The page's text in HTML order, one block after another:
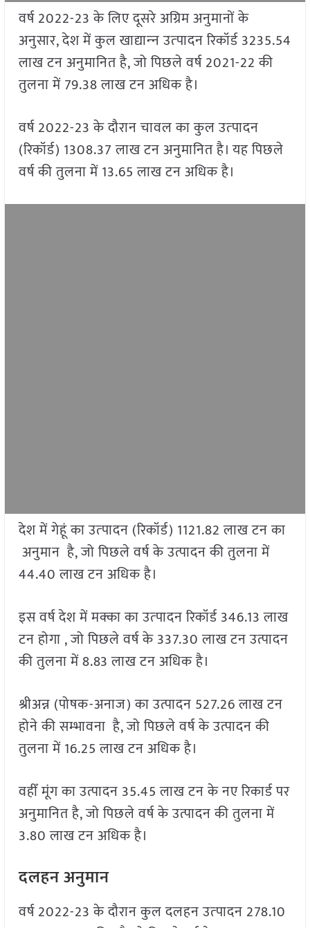
वर्ष 2022-23 के लिए दूसरे अग्रिम अनुमानों के
अनुसार, देश में कुल खाद्यान्‍न उत्‍पादन रिकॉर्ड 3235.54
लाख टन अनुमानित है, जो पिछले वर्ष 2021-22 की
तुलना में 79.38 लाख टन अधिक है।
वर्ष 2022-23 के दौरान चावल का कुल उत्‍पादन
(रिकॉर्ड) 1308.37 लाख टन अनुमानित है। यह पिछले
वर्ष की तुलना में 13.65 लाख टन अधिक है।
देश में गेहूं का उत्‍पादन (रिकॉर्ड) 1121.82 लाख टन का
अनुमान है, जो पिछले वर्ष के उत्पादन की तुलना में
44.40 लाख टन अधिक है।
इस वर्ष देश में मक्का का उत्‍पादन रिकॉर्ड 346.13 लाख
टन होगा , जो पिछले वर्ष के 337.30 लाख टन उत्पादन
की तुलना में 8.83 लाख टन अधिक है।
श्रीअन्न (पोषक-अनाज) का उत्पादन 527.26 लाख टन
होने की सम्भावना है, जो पिछले वर्ष के उत्पादन की
तुलना में 16.25 लाख टन अधिक है।
वहीँ मूंग का उत्पादन 35.45 लाख टन के नए रिकार्ड पर
अनुमानित है, जो पिछले वर्ष के उत्पादन की तुलना में
3.80 लाख टन अधिक है।
दलहन अनुमान
वर्ष 2022-23 के दौरान कुल दलहन उत्‍पादन 278.10